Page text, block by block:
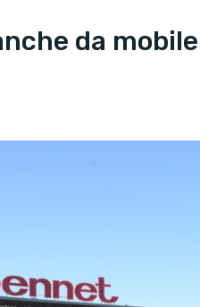
da mobile